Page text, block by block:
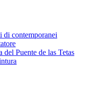
di contemporanei
Puente de las Tetas